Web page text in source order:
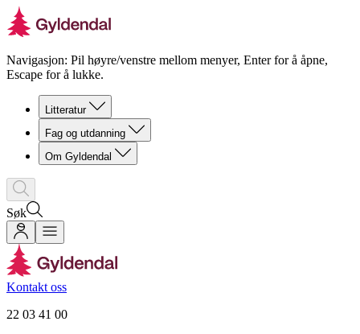
Navigasjon: Pil høyre/venstre mellom menyer, Enter for å åpne,
Escape for å lukke.
Litteratur
Fag og utdanning
Om Gyldendal
Søk
Kontakt oss
22 03 41 00